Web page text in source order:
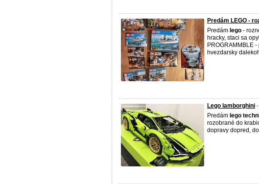
Predám LEGO -
Predám lego -
hracky, staci sa
PROGRAMMBLE
hvezdarsky
Lego lamborghini
Predám lego
rozobrané do
dopravy dopred,